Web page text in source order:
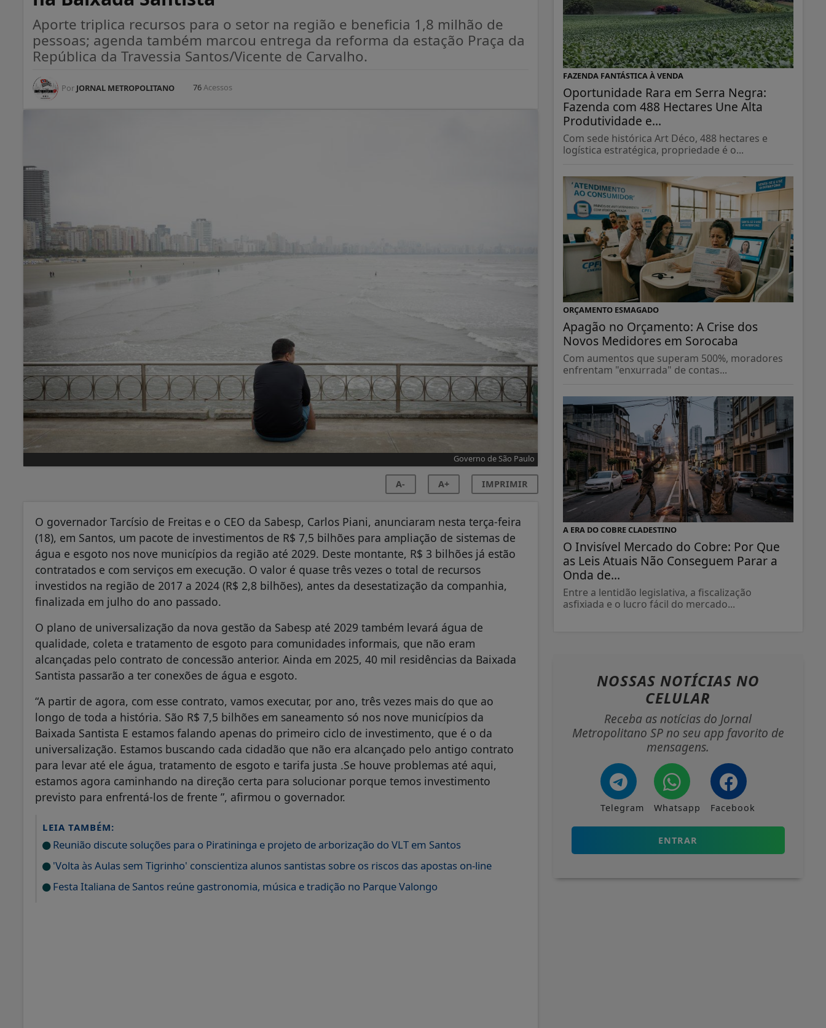
Aporte triplica recursos para o setor na região e beneficia 1,8 milhão de
pessoas; agenda também marcou entrega da reforma da estação Praça da
República da Travessia Santos/Vicente de Carvalho.
Por JORNAL METROPOLITANO 76Acessos
Governo de São Paulo
A- A+ IMPRIMIR
O governador Tarcísio de Freitas e o CEO da Sabesp, Carlos Piani, anunciaram nesta terça-feira
(18), em Santos, um pacote de investimentos de R$ 7,5 bilhões para ampliação de sistemas de
água e esgoto nos nove municípios da região até 2029. Deste montante, R$ 3 bilhões já estão
contratados e com serviços em execução. O valor é quase três vezes o total de recursos
investidos na região de 2017 a 2024 (R$ 2,8 bilhões), antes da desestatização da companhia,
finalizada em julho do ano passado.
O plano de universalização da nova gestão da Sabesp até 2029 também levará água de
qualidade, coleta e tratamento de esgoto para comunidades informais, que não eram
alcançadas pelo contrato de concessão anterior. Ainda em 2025, 40 mil residências da Baixada
Santista passarão a ter conexões de água e esgoto.
“A partir de agora, com esse contrato, vamos executar, por ano, três vezes mais do que ao
longo de toda a história. São R$ 7,5 bilhões em saneamento só nos nove municípios da
Baixada Santista E estamos falando apenas do primeiro ciclo de investimento, que é o da
universalização. Estamos buscando cada cidadão que não era alcançado pelo antigo contrato
para levar até ele água, tratamento de esgoto e tarifa justa .Se houve problemas até aqui,
estamos agora caminhando na direção certa para solucionar porque temos investimento
previsto para enfrentá-los de frente ”, afirmou o governador.
LEIA TAMBÉM:
Reunião discute soluções para o Piratininga e projeto de arborização do VLT em Santos
'Volta às Aulas sem Tigrinho' conscientiza alunos santistas sobre os riscos das apostas on-line
Festa Italiana de Santos reúne gastronomia, música e tradição no Parque Valongo
FAZENDA FANTÁSTICA À VENDA
Oportunidade Rara em Serra Negra:
Fazenda com 488 Hectares Une Alta
Produtividade e...
Com sede histórica Art Déco, 488 hectares e
logística estratégica, propriedade é o...
ORÇAMENTO ESMAGADO
Apagão no Orçamento: A Crise dos
Novos Medidores em Sorocaba
Com aumentos que superam 500%, moradores
enfrentam "enxurrada" de contas...
A ERA DO COBRE CLADESTINO
O Invisível Mercado do Cobre: Por Que
as Leis Atuais Não Conseguem Parar a
Onda de...
Entre a lentidão legislativa, a fiscalização
asfixiada e o lucro fácil do mercado...
NOSSAS NOTÍCIAS NO
CELULAR
Receba as notícias do Jornal
Metropolitano SP no seu app favorito de
mensagens.
Telegram Whatsapp Facebook
ENTRAR